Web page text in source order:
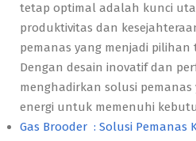
tetap optimal adalah kunci
produktivitas dan
pemanas yang menjadi pilihan
Dengan desain inovatif dan
menghadirkan solusi
energi untuk memenuhi
Gas Brooder : Solusi Pemanas